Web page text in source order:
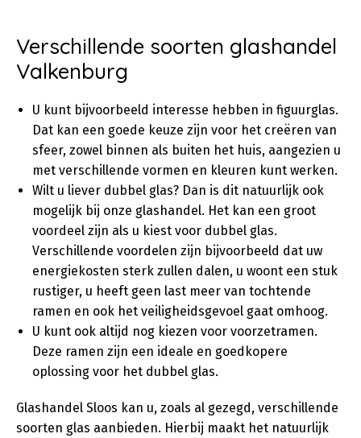
Verschillende soorten glashandel
Valkenburg
U kunt bijvoorbeeld interesse hebben in figuurglas.
Dat kan een goede keuze zijn voor het creëren van
sfeer, zowel binnen als buiten het huis, aangezien u
met verschillende vormen en kleuren kunt werken.
Wilt u liever dubbel glas? Dan is dit natuurlijk ook
mogelijk bij onze glashandel. Het kan een groot
voordeel zijn als u kiest voor dubbel glas.
Verschillende voordelen zijn bijvoorbeeld dat uw
energiekosten sterk zullen dalen, u woont een stuk
rustiger, u heeft geen last meer van tochtende
ramen en ook het veiligheidsgevoel gaat omhoog.
U kunt ook altijd nog kiezen voor voorzetramen.
Deze ramen zijn een ideale en goedkopere
oplossing voor het dubbel glas.
Glashandel Sloos kan u, zoals al gezegd, verschillende
soorten glas aanbieden. Hierbij maakt het natuurlijk